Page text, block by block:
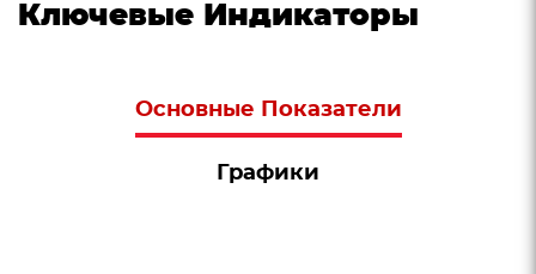
Ключевые Индикаторы
Основные Показатели
Графики